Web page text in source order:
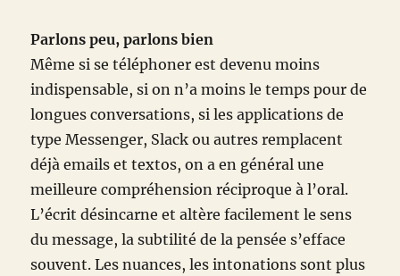
Parlons peu, parlons bien
Même si se téléphoner est devenu moins
indispensable, si on n’a moins le temps pour de
longues conversations, si les applications de
type Messenger, Slack ou autres remplacent
déjà emails et textos, on a en général une
meilleure compréhension réciproque à l’oral.
L’écrit désincarne et altère facilement le sens
du message, la subtilité de la pensée s’efface
souvent. Les nuances, les intonations sont plus